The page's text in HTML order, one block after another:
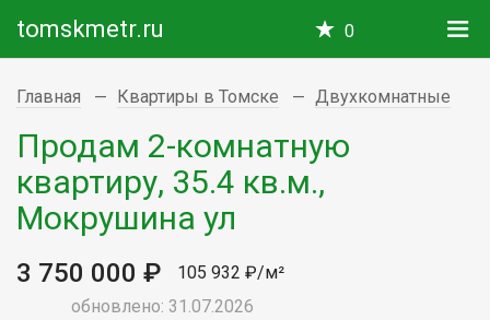
tomskmetr.ru 0
Главная Квартиры в Томске Двухкомнатные
Продам 2-комнатную
квартиру, 35.4 кв.м.,
Мокрушина ул
3 750 000 ₽
105 932 ₽/м²
обновлено: 31.07.2026